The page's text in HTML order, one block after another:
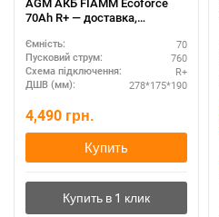
AGM АКБ FIAMM Ecoforce
70Ah R+ — доставка,
Ємність: 70
Пусковий струм: 760
Схема підключення: R+
ДШВ (мм): 278*175*190
4,490 грн.
Купить